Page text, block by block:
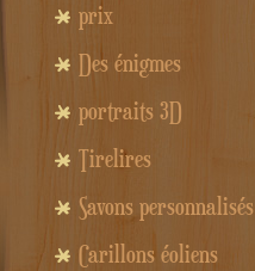
prix
Des énigmes
portraits 3D
Tirelires
Savons personnalisés
Carillons éoliens